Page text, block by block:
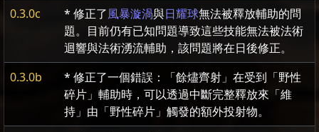
0.3.0c
* 修正了風暴漩渦與日耀球無法被釋放輔助的問
題。目前仍有已知問題導致這些技能無法被法術
迴響與法術湧流輔助，該問題將在日後修正。
0.3.0b
* 修正了一個錯誤：「餘燼齊射」在受到「野性
碎片」輔助時，可以透過中斷完整釋放來「維
持」由「野性碎片」觸發的額外投射物。